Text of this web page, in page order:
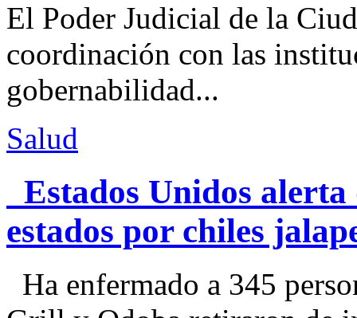
El Poder Judicial de la
coordinación con las
gobernabilidad...
Salud
Estados Unidos alerta
estados por chiles
Ha enfermado a 345